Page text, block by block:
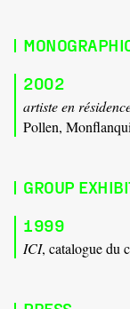
2002
artiste en
Pollen,
GROUP
1999
ICI, catalogue du